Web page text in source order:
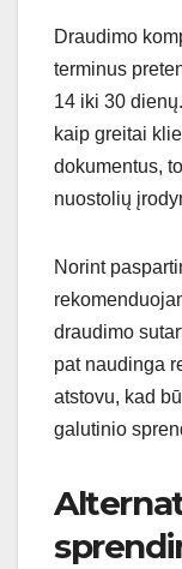
Draudimo
terminus
14 iki 30
kaip greitai
dokumentus,
nuostolių
Norint
draudimo
pat naudinga
atstovu, kad
galutinio